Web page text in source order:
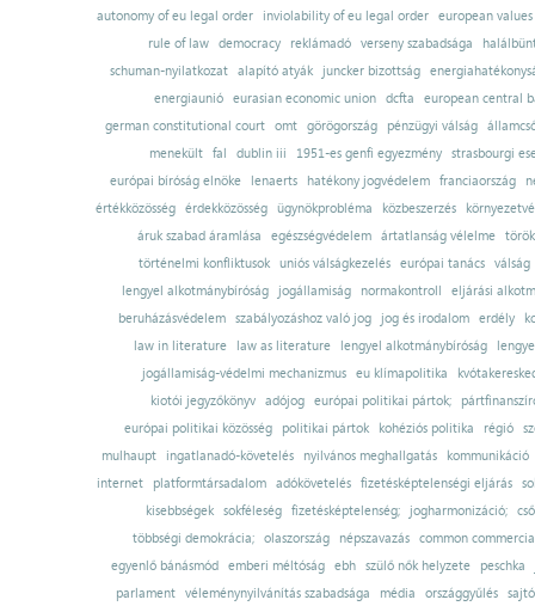
autonomy of eu legal order
inviolability of eu legal order
european values
rule of law
democracy reklámadó verseny szabadsága
schuman-nyilatkozat alapító atyák juncker bizottság
energiaunió eurasian economic union dcfta
european central
german constitutional court
omt görögország pénzügyi válság
menekült
fal dublin iii 1951-es genfi egyezmény
strasbourgi
európai bíróság elnöke
lenaerts hatékony jogvédelem franciaország
értékközösség
érdekközösség ügynökprobléma közbeszerzés
áruk szabad áramlása
egészségvédelem ártatlanság vélelme
történelmi konfliktusok uniós válságkezelés európai tanács válság
lengyel alkotmánybíróság
jogállamiság normakontroll
eljárási
beruházásvédelem
szabályozáshoz való jog jog és irodalom erdély
law in literature
law as literature lengyel alkotmánybíróság
jogállamiság-védelmi mechanizmus
eu klímapolitika
kiotói jegyzőkönyv adójog európai politikai pártok;
európai politikai közösség
politikai pártok kohéziós politika régió
mulhaupt
ingatlanadó-követelés nyilvános meghallgatás
kommunikáció
internet
platformtársadalom adókövetelés fizetésképtelenségi eljárás
kisebbségek sokféleség fizetésképtelenség; jogharmonizáció;
többségi demokrácia; olaszország népszavazás common
egyenlő bánásmód emberi méltóság ebh szülő nők helyzete
peschka
parlament
véleménynyilvánítás szabadsága média országgyűlés